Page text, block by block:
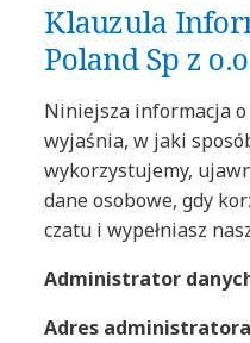
Klauzula
Poland Sp z
Niniejsza informacja
wyjaśnia, w jaki
wykorzystujemy,
dane osobowe, gdy
czatu i wypełniasz
Administrator
Adres